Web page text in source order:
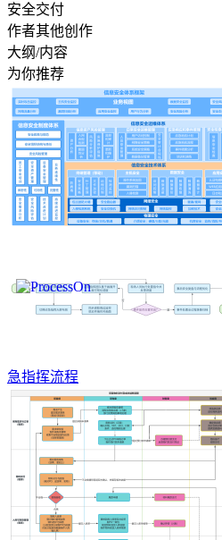
安全交付
作者其他创作
大纲/内容
为你推荐
急指挥流程